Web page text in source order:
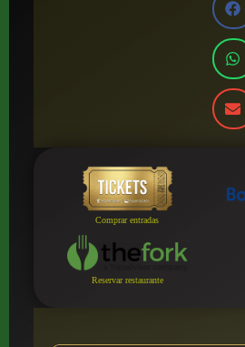
Comprar entradas
Reservar restaurante